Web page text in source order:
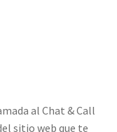
al Chat & Call
sitio web que te